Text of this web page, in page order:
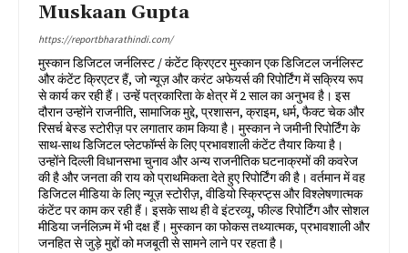
Muskaan Gupta
https://reportbharathindi.com/
मुस्कान डिजिटल जर्नलिस्ट / कंटेंट क्रिएटर मुस्कान एक डिजिटल जर्नलिस्ट
और कंटेंट क्रिएटर हैं, जो न्यूज़ और करंट अफेयर्स की रिपोर्टिंग में सक्रिय रूप
से कार्य कर रही हैं। उन्हें पत्रकारिता के क्षेत्र में 2 साल का अनुभव है। इस
दौरान उन्होंने राजनीति, सामाजिक मुद्दे, प्रशासन, क्राइम, धर्म, फैक्ट चेक और
रिसर्च बेस्ड स्टोरीज़ पर लगातार काम किया है। मुस्कान ने जमीनी रिपोर्टिंग के
साथ-साथ डिजिटल प्लेटफॉर्म्स के लिए प्रभावशाली कंटेंट तैयार किया है।
उन्होंने दिल्ली विधानसभा चुनाव और अन्य राजनीतिक घटनाक्रमों की कवरेज
की है और जनता की राय को प्राथमिकता देते हुए रिपोर्टिंग की है। वर्तमान में वह
डिजिटल मीडिया के लिए न्यूज़ स्टोरीज़, वीडियो स्क्रिप्ट्स और विश्लेषणात्मक
कंटेंट पर काम कर रही हैं। इसके साथ ही वे इंटरव्यू, फील्ड रिपोर्टिंग और सोशल
मीडिया जर्नलिज़्म में भी दक्ष हैं। मुस्कान का फोकस तथ्यात्मक, प्रभावशाली और
जनहित से जुड़े मुद्दों को मजबूती से सामने लाने पर रहता है।